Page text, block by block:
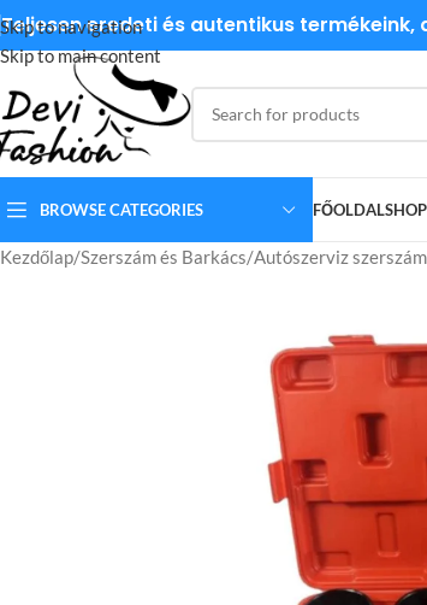
Skip to navigation
Skip to main content
Teljesen eredeti és autentikus
BROWSE CATEGORIES FŐOLDALSHOP
Kezdőlap Szerszám és Barkács Autószerviz